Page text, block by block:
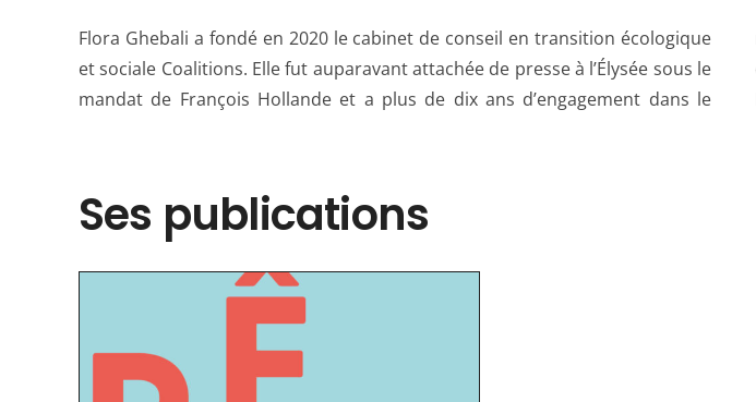
Flora Ghebali a fondé en 2020 le cabinet de conseil en transition écologique
et sociale Coalitions. Elle fut auparavant attachée de presse à l’Élysée sous le
mandat de François Hollande et a plus de dix ans d’engagement dans le
milieu associatif, notamment à travers l’association Les Fourmis. Elle a publié
également deux ouvrages : Ma génération va changer le monde en 2021 et
Ses publications